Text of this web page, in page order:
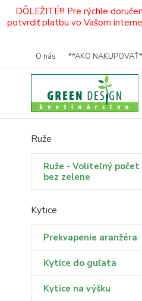
DÔLEŽITÉ!!! Pre rýchle
potvrdiť platbu vo Vašom
O nás **AKO
Ruže
Ruže - Voliteľný
bez zelene
Kytice
Prekvapenie aranžéra
Kytice do guľata
Kytice na výšku